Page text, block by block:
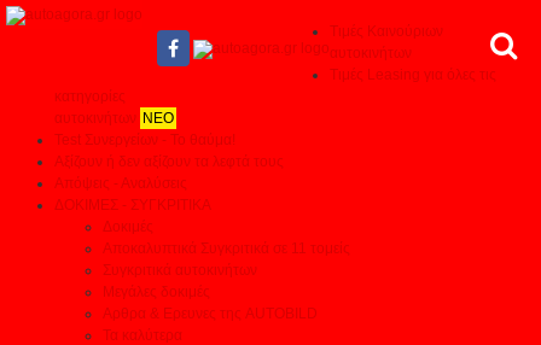
Τιμές Καινούριων
αυτοκινήτων
Τιμές Leasing για όλες τις
κατηγορίες
αυτοκινήτων ΝΕΟ
Test Συνεργείων - Το θαύμα!
Αξίζουν ή δεν αξίζουν τα λεφτά τους
Απόψεις - Αναλύσεις
ΔΟΚΙΜΕΣ - ΣΥΓΚΡΙΤΙΚΑ
Δοκιμές
Αποκαλυπτικά Συγκριτικά σε 11 τομείς
Συγκριτικά αυτοκινήτων
Μεγάλες δοκιμές
Αρθρα & Ερευνες της AUTOBILD
Τα καλύτερα